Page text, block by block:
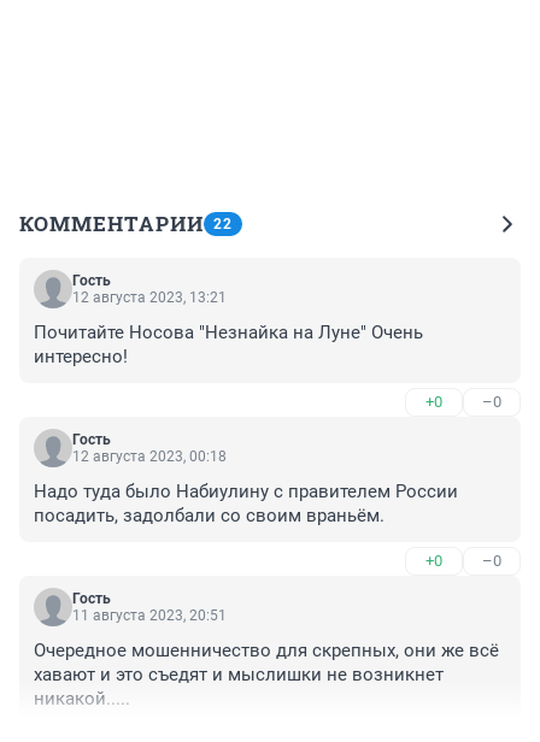
КОММЕНТАРИИ 22
Гость
12 августа 2023, 13:21
Почитайте Носова "Незнайка на Луне" Очень
интересно!
+0 –0
Гость
12 августа 2023, 00:18
Надо туда было Набиулину с правителем России
посадить, задолбали со своим враньём.
+0 –0
Гость
11 августа 2023, 20:51
Очередное мошенничество для скрепных, они же всё
хавают и это съедят и мыслишки не возникнет
никакой.....